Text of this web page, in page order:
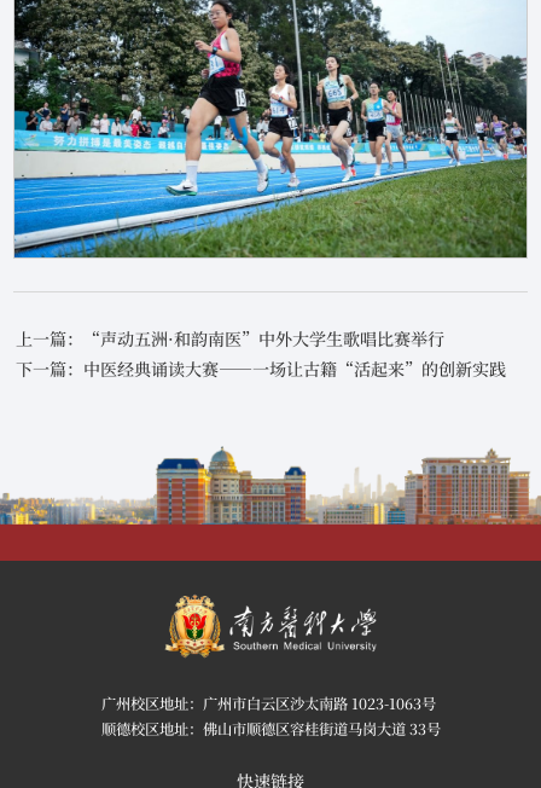
上一篇：“声动五洲·和韵南医”中外大学生歌唱比赛举行
下一篇：中医经典诵读大赛——一场让古籍“活起来”的创新实践
广州校区地址：广州市白云区沙太南路 1023-1063号
顺德校区地址：佛山市顺德区容桂街道马岗大道 33号
快速链接